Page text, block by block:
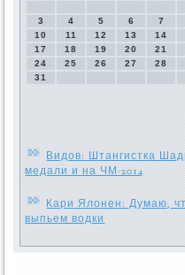
3
4 5 6 7
10
11 12 13 14
17
18 19 20 21
24
25 26 27 28
31
Видов: Штангистка
медали и на ЧМ-2014
Кари Ялонен: Думаю,
выпьем водки